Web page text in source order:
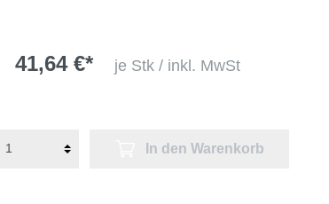
41,64 €* je Stk / inkl. MwSt
In den Warenkorb